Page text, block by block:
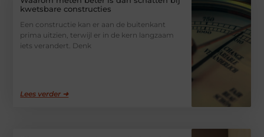
kwetsbare constructies
Een constructie kan er aan de buitenkant
prima uitzien, terwijl er in de kern langzaam
iets verandert. Denk
Lees verder ➜